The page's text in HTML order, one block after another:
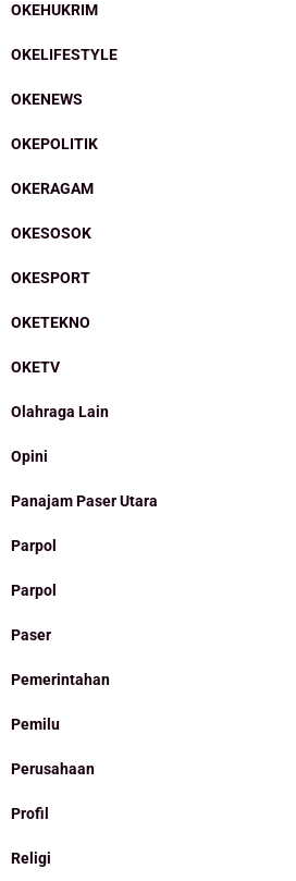
OKEHUKRIM
OKELIFESTYLE
OKENEWS
OKEPOLITIK
OKERAGAM
OKESOSOK
OKESPORT
OKETEKNO
OKETV
Olahraga Lain
Opini
Panajam Paser Utara
Parpol
Parpol
Paser
Pemerintahan
Pemilu
Perusahaan
Profil
Religi